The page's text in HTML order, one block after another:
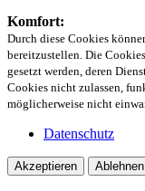
Komfort:
Durch diese Cookies
bereitzustellen. Die
gesetzt werden, deren
Cookies nicht zulassen,
möglicherweise nicht
Datenschutz
Akzeptieren Ablehnen